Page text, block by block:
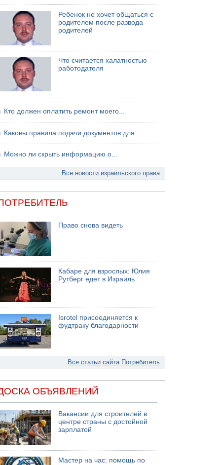
Ребенок не хочет общаться с
родителем после развода
родителей
Что считается халатностью
работодателя
Кто должен оплатить ремонт моего...
Каковы правила подачи документов для...
Можно ли скрыть информацию о...
Все новости израильского права
Право снова видеть
Кабаре для взрослых: Юлия
Рутберг едет в Израиль
Isrotel присоединяется к
фудтраку благодарности
Все статьи сайта Потребитель
ОБЪЯВЛЕНИЙ
Вакансии для строителей в
центре страны с достойной
зарплатой
Мастер на час: помощь по